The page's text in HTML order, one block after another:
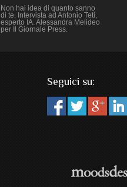
Non hai idea di quanto sanno
di te. Intervista ad Antonio Teti,
esperto IA. Alessandra Melideo
per Il Giornale Press.
Seguici su: